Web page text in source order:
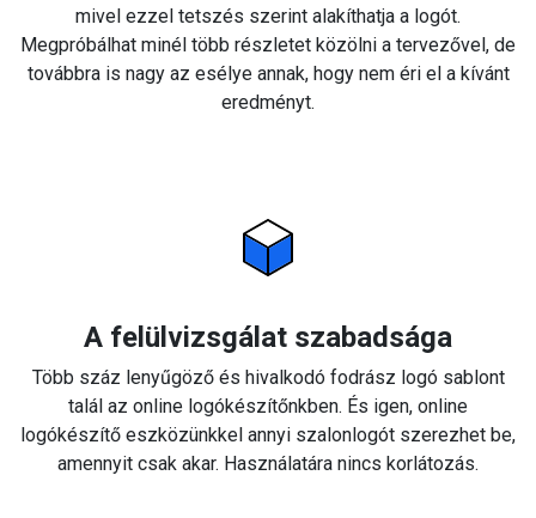
mivel ezzel tetszés szerint alakíthatja a logót.
Megpróbálhat minél több részletet közölni a tervezővel, de
továbbra is nagy az esélye annak, hogy nem éri el a kívánt
eredményt.
A felülvizsgálat szabadsága
Több száz lenyűgöző és hivalkodó fodrász logó sablont
talál az online logókészítőnkben. És igen, online
logókészítő eszközünkkel annyi szalonlogót szerezhet be,
amennyit csak akar. Használatára nincs korlátozás.